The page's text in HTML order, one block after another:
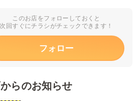
このお店をフォローしておくと
次回すぐにチラシがチェックできます！
フォロー
らのお知らせ